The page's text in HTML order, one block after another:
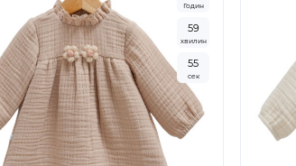
Годин
59
хвилин
53
сек